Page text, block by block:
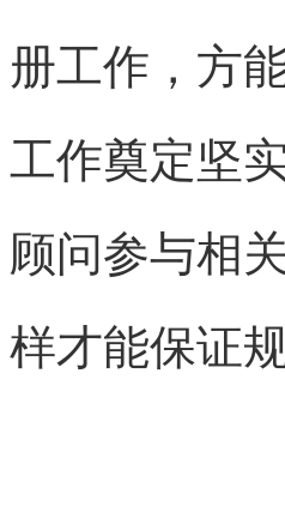
册工作，方
工作奠定坚
顾问参与相
样才能保证